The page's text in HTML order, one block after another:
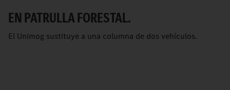
EN PATRULLA FORESTAL.
El Unimog sustituye a una columna de dos vehículos.